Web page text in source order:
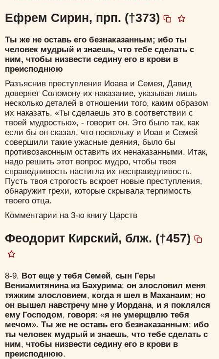
Ефрем Сирин, прп. (†373)
Ты же не оставь его безнаказанным; ибо ты
человек мудрый и знаешь, что тебе сделать с
ним, чтобы низвести седину его в крови в
преисподнюю
Разъяснив преступления Иоава и Семея, Давид
доверяет Соломону их наказание, указывая лишь
несколько деталей в отношении того, каким образом
их наказать. «Ты сделаешь это в соответствии с
твоей мудростью», - говорит он. Это было так, как
если бы он сказал, что поскольку и Иоав и Семей
совершили такие ужасные деяния, было бы
противозаконным оставить их ненаказанными. Итак,
надо решить этот вопрос мудро, чтобы твоя
справедливость настигла их несправедливость.
Пусть твоя строгость вскроет новые преступления,
обнаружит грехи, которые скрывала терпимость
твоего отца.
Комментарии на 3-ю книгу Царств
Феодорит Кирский, блж. (†457)
8-9. Вот еще у тебя Семей, сын Геры
Вениамитянина из Бахурима; он злословил меня
тяжким злословием, когда я шел в Маханаим; но
он вышел навстречу мне у Иордана, и я поклялся
ему Господом, говоря: «я не умерщвлю тебя
мечом». Ты же не оставь его безнаказанным; ибо
ты человек мудрый и знаешь, что тебе сделать с
ним, чтобы низвести седину его в крови в
преисподнюю.